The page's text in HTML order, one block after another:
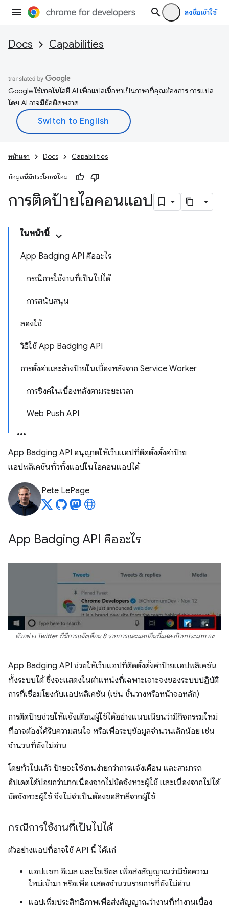
ลงชื่อเข้าใช้
Docs Capabilities
Google ใช้เทคโนโลยี AI เพื่อแปลเนื้อหาเป็นภาษาที่คุณต้องการ การแปล
โดย AI อาจมีข้อผิดพลาด
หน้าแรก Docs Capabilities
ข้อมูลนี้มีประโยชน์ไหม
การติดป้ายไอคอนแอป
ในหน้านี้
App Badging API คืออะไร
กรณีการใช้งานที่เป็นไปได้
การสนับสนุน
ลองใช้
วิธีใช้ App Badging API
การตั้งค่าและล้างป้ายในเบื้องหลังจาก Service Worker
การซิงค์ในเบื้องหลังตามระยะเวลา
Web Push API
App Badging API อนุญาตให้เว็บแอปที่ติดตั้งตั้งค่าป้าย
แอปพลิเคชันทั่วทั้งแอปในไอคอนแอปได้
Pete LePage
App Badging API คืออะไร
ตัวอย่าง Twitter ที่มีการแจ้งเตือน 8 รายการและแอปอื่นที่แสดงป้ายประเภท ธง
App Badging API ช่วยให้เว็บแอปที่ติดตั้งตั้งค่าป้ายแอปพลิเคชัน
ทั้งระบบได้ ซึ่งจะแสดงในตำแหน่งที่เฉพาะเจาะจงของระบบปฏิบัติ
การที่เชื่อมโยงกับแอปพลิเคชัน (เช่น ชั้นวางหรือหน้าจอหลัก)
การติดป้ายช่วยให้แจ้งเตือนผู้ใช้ได้อย่างแนบเนียนว่ามีกิจกรรมใหม่
ที่อาจต้องได้รับความสนใจ หรือเพื่อระบุข้อมูลจำนวนเล็กน้อย เช่น
จำนวนที่ยังไม่อ่าน
โดยทั่วไปแล้ว ป้ายจะใช้งานง่ายกว่าการแจ้งเตือน และสามารถ
อัปเดตได้บ่อยกว่ามากเนื่องจากไม่ขัดจังหวะผู้ใช้ และเนื่องจากไม่ได้
ขัดจังหวะผู้ใช้ จึงไม่จำเป็นต้องขอสิทธิ์จากผู้ใช้
กรณีการใช้งานที่เป็นไปได้
ตัวอย่างแอปที่อาจใช้ API นี้ ได้แก่
แอปแชท อีเมล และโซเชียล เพื่อส่งสัญญาณว่ามีข้อความ
ใหม่เข้ามา หรือเพื่อ แสดงจำนวนรายการที่ยังไม่อ่าน
แอปเพิ่มประสิทธิภาพเพื่อส่งสัญญาณว่างานที่ทำงานเบื้อง